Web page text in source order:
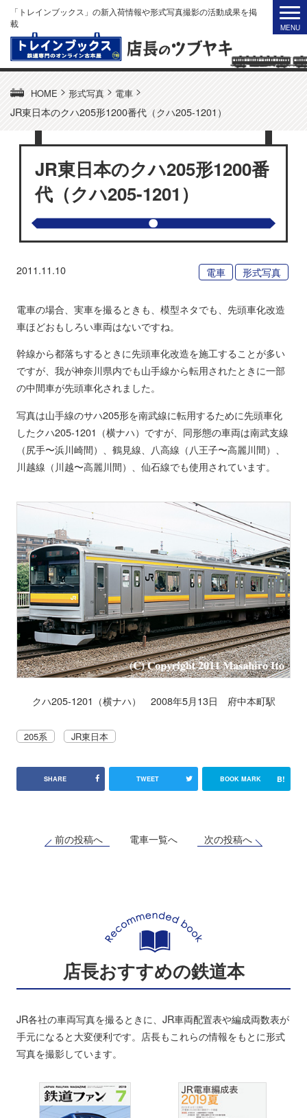
「トレインブックス」の新入荷情報や形式写真撮影の活動成果を掲
載
HOME > 形式写真 > 電車 >
JR東日本のクハ205形1200番代（クハ205-1201）
JR東日本のクハ205形1200番
代（クハ205-1201）
2011.11.10 電車 形式写真
電車の場合、実車を撮るときも、模型ネタでも、先頭車化改造
車ほどおもしろい車両はないですね。
幹線から都落ちするときに先頭車化改造を施工することが多い
ですが、我が神奈川県内でも山手線から転用されたときに一部
の中間車が先頭車化されました。
写真は山手線のサハ205形を南武線に転用するために先頭車化
したクハ205-1201（横ナハ）ですが、同形態の車両は南武支線
（尻手〜浜川崎間）、鶴見線、八高線（八王子〜高麗川間）、
川越線（川越〜高麗川間）、仙石線でも使用されています。
クハ205-1201（横ナハ） 2008年5月13日 府中本町駅
205系 JR東日本
SHARE TWEET BOOK MARK B!
前の投稿へ 電車一覧へ 次の投稿へ
店長おすすめの鉄道本
JR各社の車両写真を撮るときに、JR車両配置表や編成両数表が
手元になると大変便利です。店長もこれらの情報をもとに形式
写真を撮影しています。